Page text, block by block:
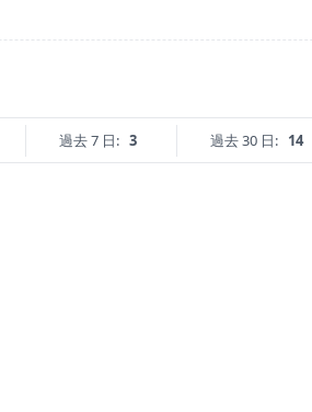
過去 7 日: 3 過去 30 日: 14